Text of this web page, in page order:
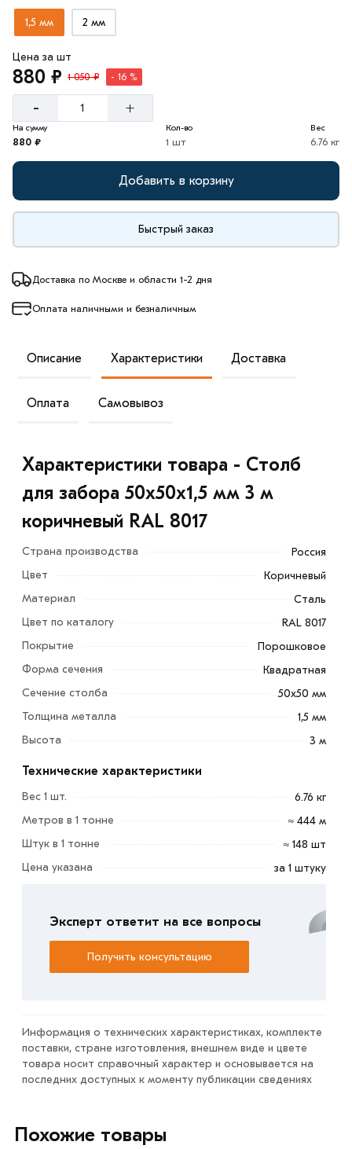
1,5 мм 2 мм
Цена за шт
880 ₽ 1 050 ₽ - 16 %
- +
На сумму
880 ₽
Кол-во
1 шт
Вес
6.76 кг
Добавить в корзину
Быстрый заказ
Доставка по Москве и области 1-2 дня
Оплата наличными и безналичным
Описание Характеристики Доставка
Оплата Самовывоз
Столб для забора 50х50х1,5 мм 3 м коричневый RAL
ограждения, представляющий собой поперечины,
закрепляющиеся к опорам.
Материал и исполнение:
порошковая окраска — эстетика + дополнительная
защита (цвет по RAL).
Условия доставки и цены на товар Столб для забора
области. Наши профессиональные менеджеры
обработают заказ и свяжутся с Вами для согласования
условий доставки или самовывоза.
купленного товарa в течение 7 дней (наличие чека
Характеристики товара - Столб
для забора 50х50х1,5 мм 3 м
коричневый RAL 8017
Страна производства
Россия
Цвет
Коричневый
Материал
Сталь
Цвет по каталогу
RAL 8017
Покрытие
Порошковое
Форма сечения
Квадратная
Сечение столба
50х50 мм
Толщина металла
1,5 мм
Высота
3 м
Технические характеристики
Вес 1 шт.
6.76 кг
Метров в 1 тонне
≈ 444 м
Штук в 1 тонне
≈ 148 шт
Цена указана
за 1 штуку
Эксперт ответит на все вопросы
Получить консультацию
Информация о технических характеристиках, комплекте
поставки, стране изготовления, внешнем виде и цвете
товара носит справочный характер и основывается на
последних доступных к моменту публикации сведениях
Похожие товары